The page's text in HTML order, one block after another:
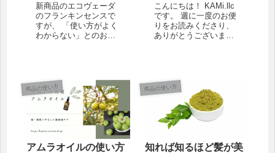
新商品のエコヴェーダ
のフランキンセンスで
すが、 「使い方がよく
わからない」とのお問
ね。 そして、いざ買っ
てみても、使い方がメ
ンドクサかったら嫌
こんにちは！ KAMi.llc
です。 週に一度のお便
りをお読みくださり、
ありがとうございま
お過ごしの方も多いか
もしれませんが...
商品の使い方
アムラオイルの使い方
商品の使い方
知れば知るほど髪が美